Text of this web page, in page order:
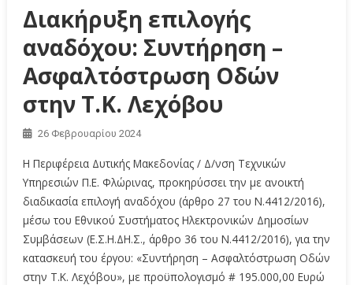
Διακήρυξη επιλογής
αναδόχου: Συντήρηση –
Ασφαλτόστρωση Οδών
στην Τ.Κ. Λεχόβου
26 Φεβρουαρίου 2024
Η Περιφέρεια Δυτικής Μακεδονίας / Δ/νση Τεχνικών
Υπηρεσιών Π.Ε. Φλώρινας, προκηρύσσει την με ανοικτή
διαδικασία επιλογή αναδόχου (άρθρο 27 του Ν.4412/2016),
μέσω του Εθνικού Συστήματος Ηλεκτρονικών Δημοσίων
Συμβάσεων (Ε.Σ.Η.ΔΗ.Σ., άρθρο 36 του Ν.4412/2016), για την
κατασκευή του έργου: «Συντήρηση – Ασφαλτόστρωση Οδών
στην Τ.Κ. Λεχόβου», με προϋπολογισμό # 195.000,00 Ευρώ